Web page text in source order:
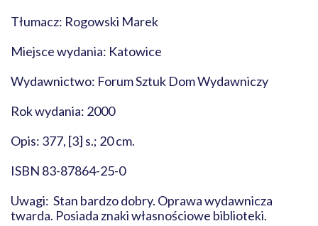
Tłumacz: Rogowski Marek
Miejsce wydania: Katowice
Wydawnictwo: Forum Sztuk Dom Wydawniczy
Rok wydania: 2000
Opis: 377, [3] s.; 20 cm.
ISBN 83-87864-25-0
Uwagi: Stan bardzo dobry. Oprawa wydawnicza
twarda. Posiada znaki własnościowe biblioteki.